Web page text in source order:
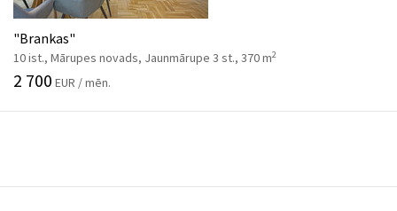
"Brankas"
10 ist., Mārupes novads, Jaunmārupe 3 st., 370 m2
2 700 EUR / mēn.